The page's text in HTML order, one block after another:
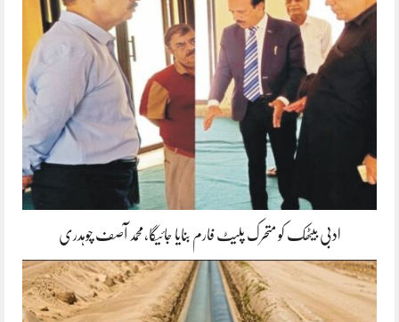
ادبی بیٹھک کو متحرک پلیٹ فارم بنایا جائیگا،محمد آصف چوہدری